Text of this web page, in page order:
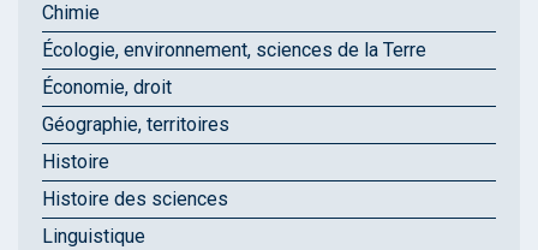
Chimie
Écologie, environnement, sciences de la Terre
Économie, droit
Géographie, territoires
Histoire
Histoire des sciences
Linguistique